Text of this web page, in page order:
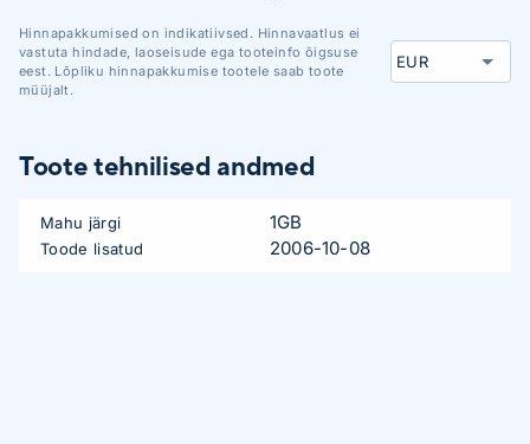
Hinnapakkumised on indikatiivsed. Hinnavaatlus ei
vastuta hindade, laoseisude ega tooteinfo õigsuse
eest. Lõpliku hinnapakkumise tootele saab toote
müüjalt.
Toote tehnilised andmed
Mahu järgi 1GB
Toode lisatud 2006-10-08